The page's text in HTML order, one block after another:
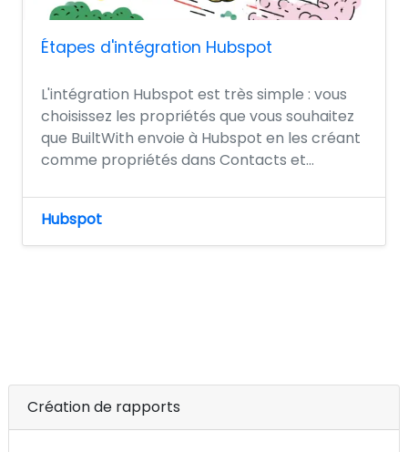
Étapes d'intégration Hubspot
L'intégration Hubspot est très simple : vous
choisissez les propriétés que vous souhaitez
que BuiltWith envoie à Hubspot en les créant
comme propriétés dans Contacts et...
Hubspot
Création de rapports